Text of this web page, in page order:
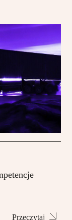
Przeczytaj